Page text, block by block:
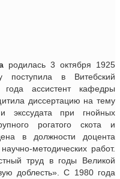
родилась 3 октября 1925
в Витебский
ассистент кафедры
диссертацию на тему
экссудата при гнойных
рогатого скота и
в должности доцента
методических работ.
труд в годы Великой
доблесть». С 1980 года